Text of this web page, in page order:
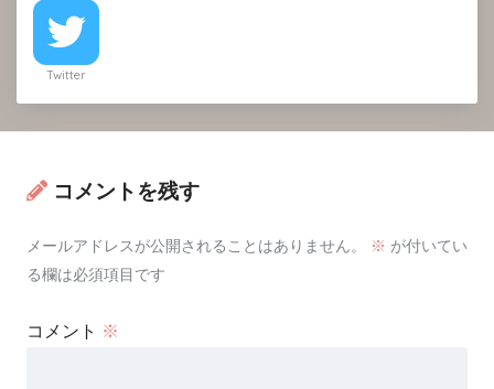
Twitter
コメントを残す
メールアドレスが公開されることはありません。 ※ が付いてい
る欄は必須項目です
コメント ※